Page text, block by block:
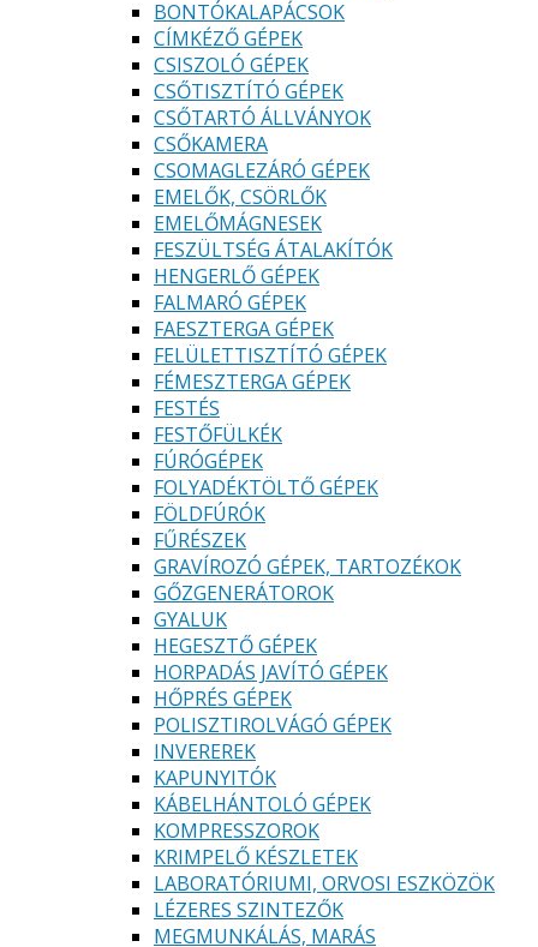
BONTÓKALAPÁCSOK
CÍMKÉZŐ GÉPEK
CSISZOLÓ GÉPEK
CSŐTISZTÍTÓ GÉPEK
CSŐTARTÓ ÁLLVÁNYOK
CSŐKAMERA
CSOMAGLEZÁRÓ GÉPEK
EMELŐK, CSÖRLŐK
EMELŐMÁGNESEK
FESZÜLTSÉG ÁTALAKÍTÓK
HENGERLŐ GÉPEK
FALMARÓ GÉPEK
FAESZTERGA GÉPEK
FELÜLETTISZTÍTÓ GÉPEK
FÉMESZTERGA GÉPEK
FESTÉS
FESTŐFÜLKÉK
FÚRÓGÉPEK
FOLYADÉKTÖLTŐ GÉPEK
FÖLDFÚRÓK
FŰRÉSZEK
GRAVÍROZÓ GÉPEK, TARTOZÉKOK
GŐZGENERÁTOROK
GYALUK
HEGESZTŐ GÉPEK
HORPADÁS JAVÍTÓ GÉPEK
HŐPRÉS GÉPEK
POLISZTIROLVÁGÓ GÉPEK
INVEREREK
KAPUNYITÓK
KÁBELHÁNTOLÓ GÉPEK
KOMPRESSZOROK
KRIMPELŐ KÉSZLETEK
LABORATÓRIUMI, ORVOSI ESZKÖZÖK
LÉZERES SZINTEZŐK
MEGMUNKÁLÁS, MARÁS